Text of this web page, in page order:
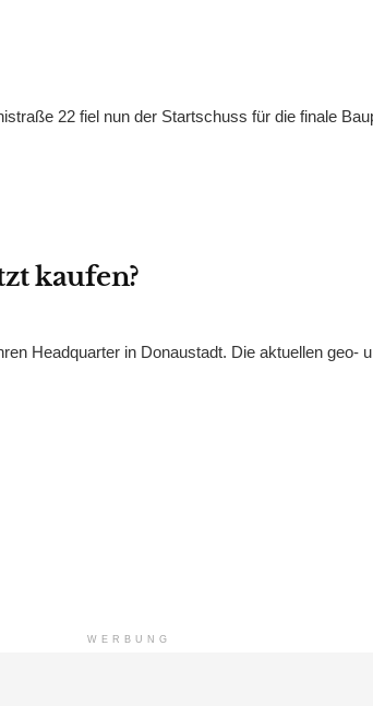
22 fiel nun der Startschuss für die finale
kaufen?
Headquarter in Donaustadt. Die aktuellen geo-
WERBUNG